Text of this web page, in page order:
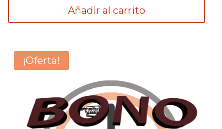
original
era:
actual
es:
Añadir al carrito
¡Oferta!